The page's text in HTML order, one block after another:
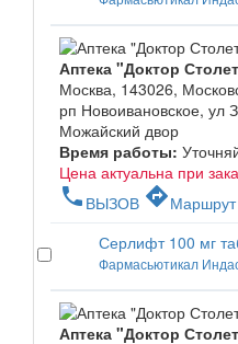
Аптека "Доктор
Москва, 143026,
рп Новоивановское, ул
Можайский двор
Время работы:
Цена актуальна при
phone ВЫЗОВ directionsМаршрут
Серлифт 100 мг
Фармасьютикал
Аптека "Доктор